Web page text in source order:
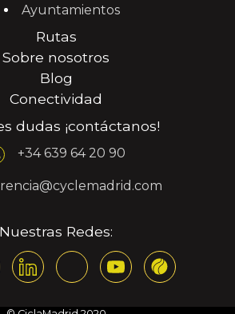
Ayuntamientos
Rutas
Sobre nosotros
Blog
Conectividad
dudas ¡contáctanos!
+34 639 64 20 90
Nuestras Redes: